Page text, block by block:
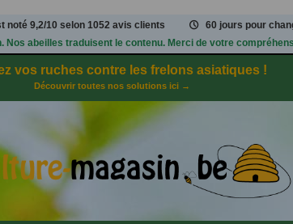
noté 9,2/10 selon 1052avis clients 60 jours pour
Nos abeilles traduisent le contenu. Merci de votre
vos ruches contre les frelons asiatiques !
Découvrir toutes nos solutions ici →